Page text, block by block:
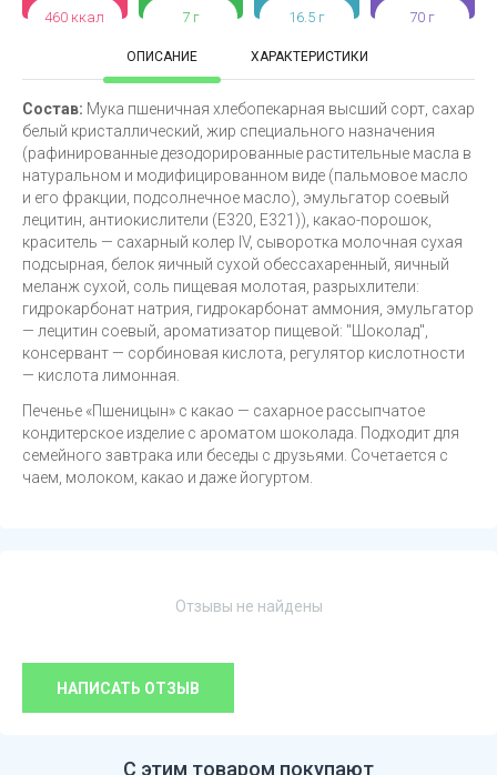
460 ккал 7 г 16.5 г 70 г
ОПИСАНИЕ ХАРАКТЕРИСТИКИ
Состав: Мука пшеничная хлебопекарная высший сорт, сахар
белый кристаллический, жир специального назначения
(рафинированные дезодорированные растительные масла в
натуральном и модифицированном виде (пальмовое масло
и его фракции, подсолнечное масло), эмульгатор соевый
лецитин, антиокислители (Е320, Е321)), какао-порошок,
краситель — сахарный колер IV, сыворотка молочная сухая
подсырная, белок яичный сухой обессахаренный, яичный
меланж сухой, соль пищевая молотая, разрыхлители:
гидрокарбонат натрия, гидрокарбонат аммония, эмульгатор
— лецитин соевый, ароматизатор пищевой: "Шоколад",
консервант — сорбиновая кислота, регулятор кислотности
— кислота лимонная.
Печенье «Пшеницын» с какао — сахарное рассыпчатое
кондитерское изделие с ароматом шоколада. Подходит для
семейного завтрака или беседы с друзьями. Сочетается с
чаем, молоком, какао и даже йогуртом.
Отзывы не найдены
НАПИСАТЬ ОТЗЫВ
С этим товаром покупают